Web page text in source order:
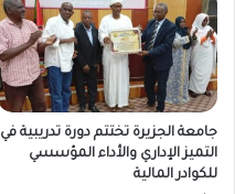
جامعة الجزيرة تختتم دورة تدريبية في
التميز الإداري والأداء المؤسسي
للكوادر المالية